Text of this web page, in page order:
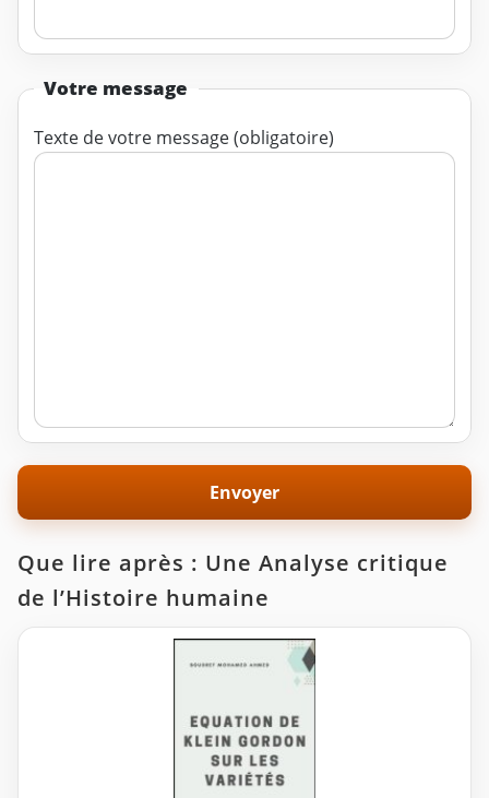
Votre message
Texte de votre message (obligatoire)
Que lire après : Une Analyse critique
de l’Histoire humaine